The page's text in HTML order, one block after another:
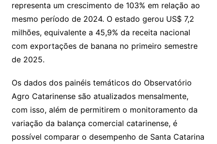
representa um crescimento de 103% em relação ao
mesmo período de 2024. O estado gerou US$ 7,2
milhões, equivalente a 45,9% da receita nacional
com exportações de banana no primeiro semestre
de 2025.
Os dados dos painéis temáticos do Observatório
Agro Catarinense são atualizados mensalmente,
com isso, além de permitirem o monitoramento da
variação da balança comercial catarinense, é
possível comparar o desempenho de Santa Catarina